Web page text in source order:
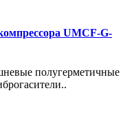
UMCF-G-
полугерметичные